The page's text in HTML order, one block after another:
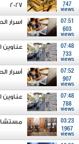
747
views
2027
07:51
603
views
اسرار الصحف
07:48
733
views
عناوين
07:52
907
views
أسرار الصحف
07:48
788
views
عناوين
03:23
1967
views
مستشار